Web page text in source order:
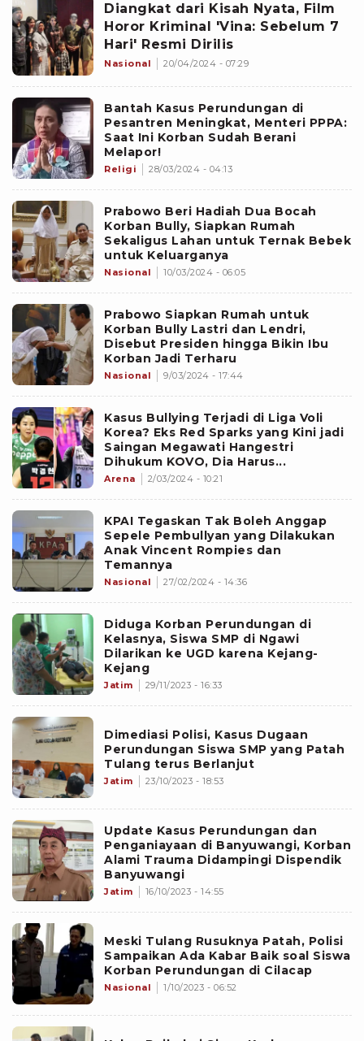
Diangkat dari Kisah Nyata, Film
Horor Kriminal 'Vina: Sebelum 7
Hari' Resmi Dirilis
Nasional 20/04/2024 - 07:29
Bantah Kasus Perundungan di
Pesantren Meningkat, Menteri PPPA:
Saat Ini Korban Sudah Berani
Melapor!
Religi 28/03/2024 - 04:13
Prabowo Beri Hadiah Dua Bocah
Korban Bully, Siapkan Rumah
Sekaligus Lahan untuk Ternak Bebek
untuk Keluarganya
Nasional 10/03/2024 - 06:05
Prabowo Siapkan Rumah untuk
Korban Bully Lastri dan Lendri,
Disebut Presiden hingga Bikin Ibu
Korban Jadi Terharu
Nasional 9/03/2024 - 17:44
Kasus Bullying Terjadi di Liga Voli
Korea? Eks Red Sparks yang Kini jadi
Saingan Megawati Hangestri
Dihukum KOVO, Dia Harus...
Arena 2/03/2024 - 10:21
KPAI Tegaskan Tak Boleh Anggap
Sepele Pembullyan yang Dilakukan
Anak Vincent Rompies dan
Temannya
Nasional 27/02/2024 - 14:36
Diduga Korban Perundungan di
Kelasnya, Siswa SMP di Ngawi
Dilarikan ke UGD karena Kejang-
Kejang
Jatim 29/11/2023 - 16:33
Dimediasi Polisi, Kasus Dugaan
Perundungan Siswa SMP yang Patah
Tulang terus Berlanjut
Jatim 23/10/2023 - 18:53
Update Kasus Perundungan dan
Penganiayaan di Banyuwangi, Korban
Alami Trauma Didampingi Dispendik
Banyuwangi
Jatim 16/10/2023 - 14:55
Meski Tulang Rusuknya Patah, Polisi
Sampaikan Ada Kabar Baik soal Siswa
Korban Perundungan di Cilacap
Nasional 1/10/2023 - 06:52